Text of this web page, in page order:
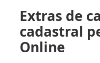
Extras de
cadastral
Online